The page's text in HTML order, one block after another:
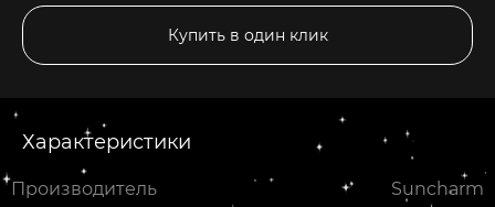
Купить в один клик
Характеристики
Производитель
Suncharm